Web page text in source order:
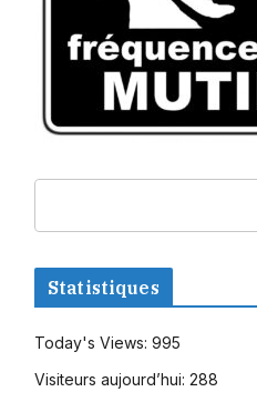
Statistiques
Today's Views: 995
Visiteurs aujourd’hui: 288